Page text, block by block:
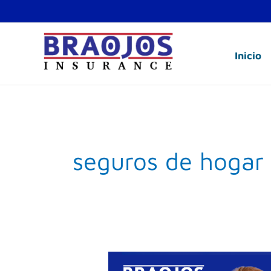
al
Inicio
seguros de hogar